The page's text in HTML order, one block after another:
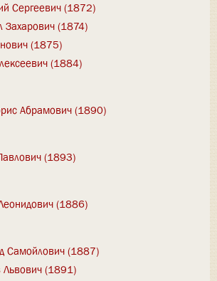
Сергеевич (1872)
Захарович (1874)
(1875)
(1884)
Абрамович (1890)
(1893)
(1886)
Самойлович (1887)
Львович (1891)